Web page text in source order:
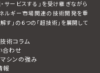
サービスする」を受け継ぎながら
ルギー市場関連の技術開発を重
解す」の６つの「超技術」を展開して
術コラム
合わせ
シンの強み
報